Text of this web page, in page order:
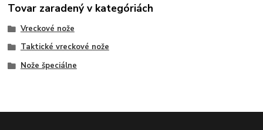
Tovar zaradený v kategóriách
Vreckové nože
Taktické vreckové nože
Nože špeciálne